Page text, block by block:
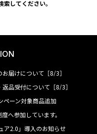
索してください。
届けについて［8/3］
品受付について［8/3］
ペーン対象商品追加
へ参加しています。
ア2.0」導入のお知らせ